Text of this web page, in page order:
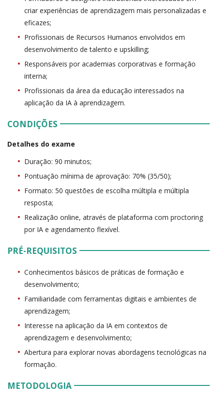
criar experiências de aprendizagem mais personalizadas e
eficazes;
Profissionais de Recursos Humanos envolvidos em
desenvolvimento de talento e upskilling;
Responsáveis por academias corporativas e formação
interna;
Profissionais da área da educação interessados na
aplicação da IA à aprendizagem.
CONDIÇÕES
Detalhes do exame
Duração: 90 minutos;
Pontuação mínima de aprovação: 70% (35/50);
Formato: 50 questões de escolha múltipla e múltipla
resposta;
Realização online, através de plataforma com proctoring
por IA e agendamento flexível.
PRÉ-REQUISITOS
Conhecimentos básicos de práticas de formação e
desenvolvimento;
Familiaridade com ferramentas digitais e ambientes de
aprendizagem;
Interesse na aplicação da IA em contextos de
aprendizagem e desenvolvimento;
Abertura para explorar novas abordagens tecnológicas na
formação.
METODOLOGIA